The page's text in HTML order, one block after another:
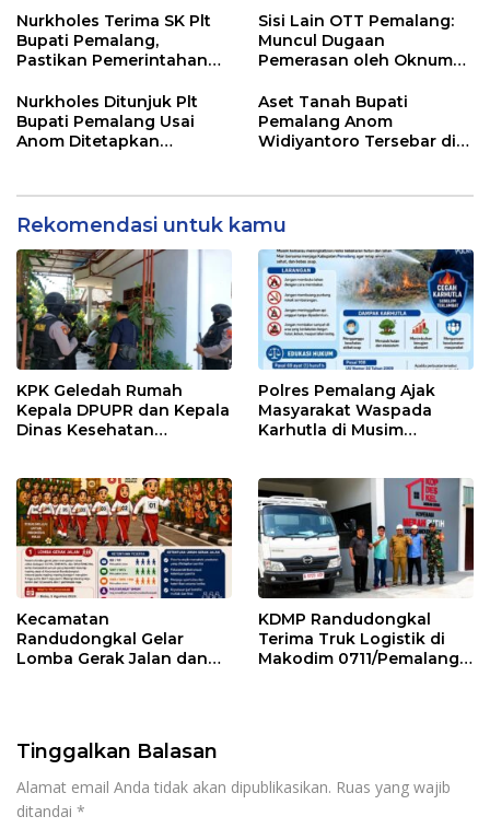
Dunia
Berjalan
Nurkholes Terima SK Plt
Bupati Pemalang,
Pastikan Pemerintahan
Sisi Lain OTT Pemalang:
Muncul Dugaan
Pemerasan oleh Oknum
Nurkholes Ditunjuk Plt
Bupati Pemalang Usai
Anom Ditetapkan
Aset Tanah Bupati
Pemalang Anom
Widiyantoro Tersebar di
Rekomendasi untuk kamu
KPK Geledah Rumah
Kepala DPUPR dan Kepala
Dinas Kesehatan
Polres Pemalang Ajak
Masyarakat Waspada
Karhutla di Musim
Kecamatan
Randudongkal Gelar
Lomba Gerak Jalan dan
KDMP Randudongkal
Terima Truk Logistik di
Makodim 0711/Pemalang
Tinggalkan Balasan
Alamat email Anda tidak akan dipublikasikan. Ruas yang wajib
ditandai *